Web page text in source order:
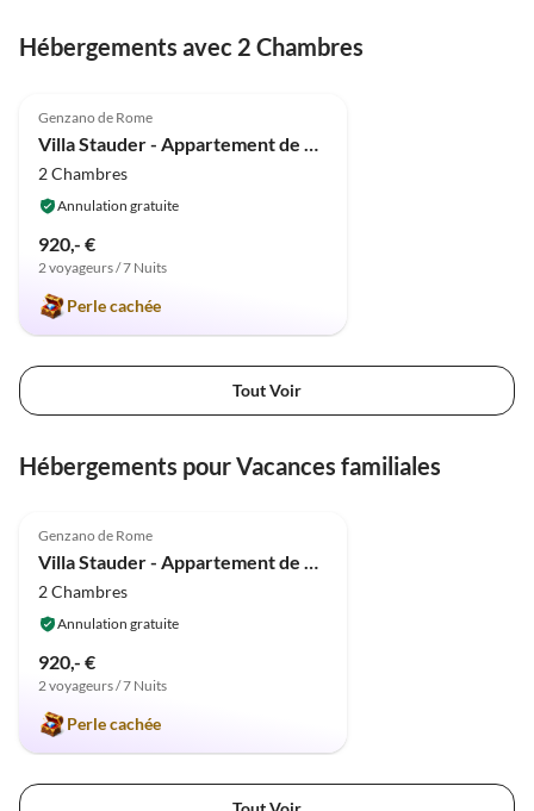
Hébergements avec 2 Chambres
Genzano de Rome
Villa Stauder - Appartement de vacances Olivi
2 Chambres
Annulation gratuite
920,- €
2 voyageurs / 7 Nuits
Perle cachée
Tout Voir
Hébergements pour Vacances familiales
Genzano de Rome
Villa Stauder - Appartement de vacances Olivi
2 Chambres
Annulation gratuite
920,- €
2 voyageurs / 7 Nuits
Perle cachée